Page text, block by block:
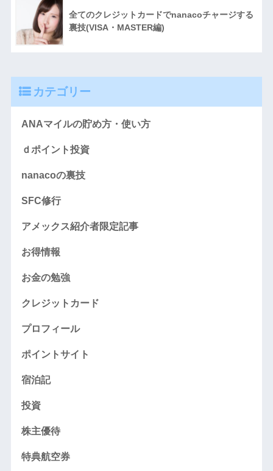
全てのクレジットカードでnanacoチャージする
裏技(VISA・MASTER編)
カテゴリー
ANAマイルの貯め方・使い方
ｄポイント投資
nanacoの裏技
SFC修行
アメックス紹介者限定記事
お得情報
お金の勉強
クレジットカード
プロフィール
ポイントサイト
宿泊記
投資
株主優待
特典航空券